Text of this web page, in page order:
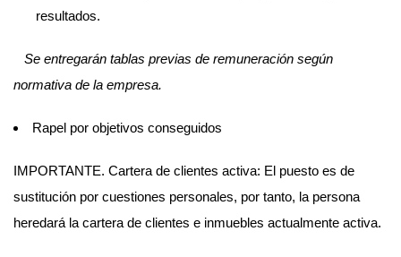
resultados.
Se entregarán tablas previas de remuneración según
normativa de la empresa.
Rapel por objetivos conseguidos
IMPORTANTE. Cartera de clientes activa: El puesto es de
sustitución por cuestiones personales, por tanto, la persona
heredará la cartera de clientes e inmuebles actualmente activa.